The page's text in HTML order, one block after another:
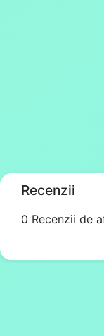
Recenzii
0 Recenzii de